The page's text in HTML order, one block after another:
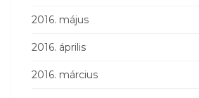
2016. május
2016. április
2016. március